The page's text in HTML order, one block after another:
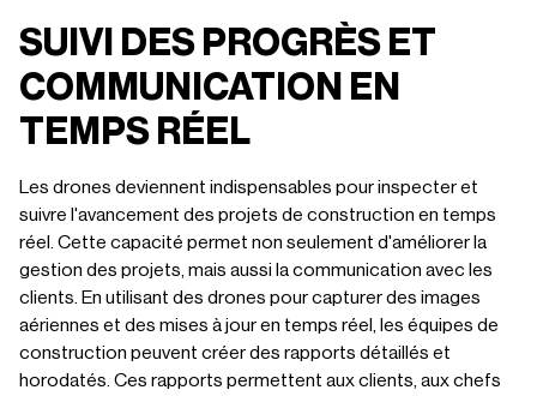
SUIVI DES PROGRÈS ET
COMMUNICATION EN
TEMPS RÉEL
Les drones deviennent indispensables pour inspecter et
suivre l'avancement des projets de construction en temps
réel. Cette capacité permet non seulement d'améliorer la
gestion des projets, mais aussi la communication avec les
clients. En utilisant des drones pour capturer des images
aériennes et des mises à jour en temps réel, les équipes de
construction peuvent créer des rapports détaillés et
horodatés. Ces rapports permettent aux clients, aux chefs